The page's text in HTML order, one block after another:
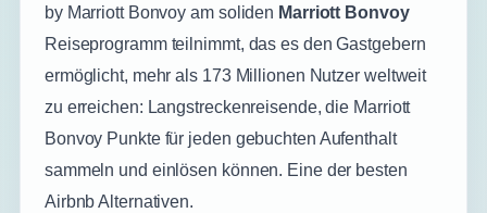
by Marriott Bonvoy am soliden Marriott Bonvoy
Reiseprogramm teilnimmt, das es den Gastgebern
ermöglicht, mehr als 173 Millionen Nutzer weltweit
zu erreichen: Langstreckenreisende, die Marriott
Bonvoy Punkte für jeden gebuchten Aufenthalt
sammeln und einlösen können. Eine der besten
Airbnb Alternativen.